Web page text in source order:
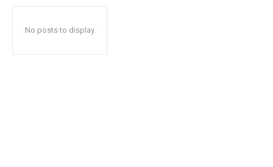
No posts to display